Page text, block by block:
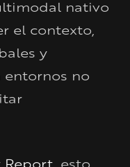
nativo
el contexto,
y
entornos no
Report , esto